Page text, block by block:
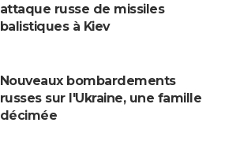
attaque russe de missiles
balistiques à Kiev
Nouveaux bombardements
russes sur l'Ukraine, une famille
décimée